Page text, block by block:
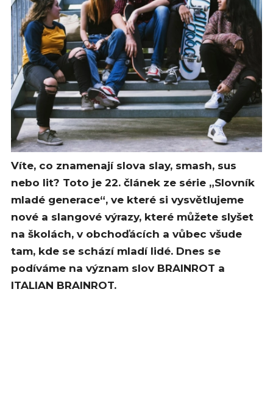
Víte, co znamenají slova slay, smash, sus
nebo lit? Toto je 22. článek ze série „Slovník
mladé generace“, ve které si vysvětlujeme
nové a slangové výrazy, které můžete slyšet
na školách, v obchoďácích a vůbec všude
tam, kde se schází mladí lidé. Dnes se
podíváme na význam slov BRAINROT a
ITALIAN BRAINROT.